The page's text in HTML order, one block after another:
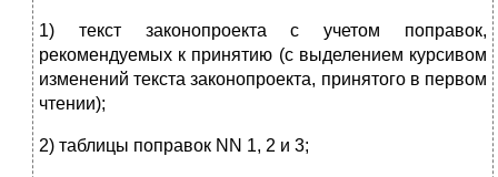
1) текст законопроекта с учетом поправок,
рекомендуемых к принятию (с выделением курсивом
изменений текста законопроекта, принятого в первом
чтении);
2) таблицы поправок NN 1, 2 и 3;